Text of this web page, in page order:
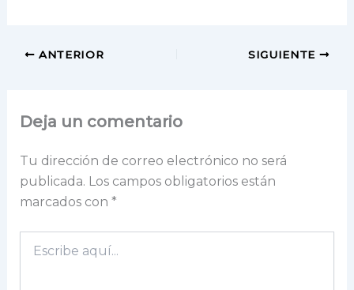
ANTERIOR SIGUIENTE
Deja un comentario
Tu dirección de correo electrónico no será
publicada. Los campos obligatorios están
marcados con *
aquí...